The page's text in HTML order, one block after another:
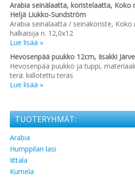
Arabia seinälaatta, koristelaatta, Koko
Heljä Liukko-Sundström
Arabia seinälaatta / seinäkoriste, Koko
halkaisija n. 12,0x12
Lue lisää »
Hevosenpää puukko 12cm, Iisakki
Hevosenpää puukko ja tuppi,
terä: kiillotettu teräs
Lue lisää »
TUOTERYHMÄT:
Arabia
Humppilan lasi
Iittala
Kumela